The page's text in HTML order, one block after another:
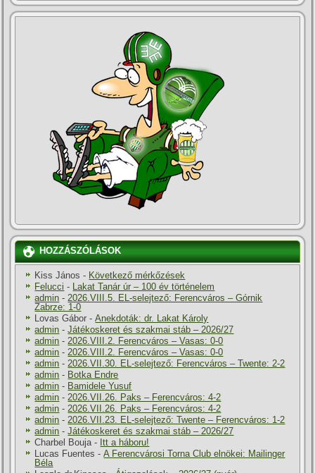
HOZZÁSZÓLÁSOK
Kiss János - Következő mérkőzések
Felucci -
Lakat Tanár úr – 100 év történelem
admin - 2026.VIII.5. EL-selejtező: Ferencváros – Górnik
Zabrze: 1-0
Lovas Gábor -Anekdoták: dr. Lakat Károly
admin -Játékoskeret és szakmai stáb – 2026/27
admin - 2026.VIII.2. Ferencváros – Vasas: 0-0
admin - 2026.VIII.2. Ferencváros – Vasas: 0-0
admin - 2026.VII.30. EL-selejtező: Ferencváros – Twente: 2-2
admin - Botka Endre
admin - Bamidele Yusuf
admin - 2026.VII.26. Paks – Ferencváros: 4-2
admin - 2026.VII.26. Paks – Ferencváros: 4-2
admin - 2026.VII.23. EL-selejtező: Twente – Ferencváros: 1-2
admin -Játékoskeret és szakmai stáb – 2026/27
Charbel Bouja - Itt a háboru!
Lucas Fuentes -A Ferencvárosi Torna Club elnökei: Mailinger
Béla